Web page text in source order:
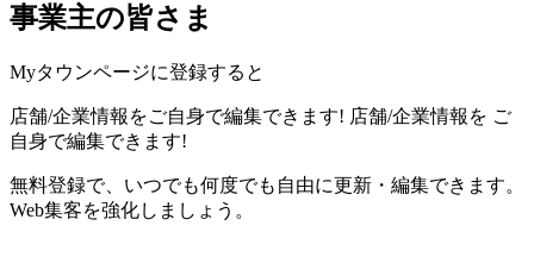
事業主の皆さま
Myタウンページに登録すると
店舗/企業情報をご自身で編集できます! 店舗/企業情報を ご
自身で編集できます!
無料登録で、いつでも何度でも自由に更新・編集できます。
Web集客を強化しましょう。